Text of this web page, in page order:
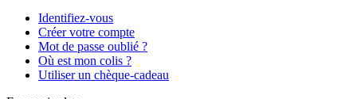
Identifiez-vous
Créer votre compte
Mot de passe oublié ?
Où est mon colis ?
Utiliser un chèque-cadeau